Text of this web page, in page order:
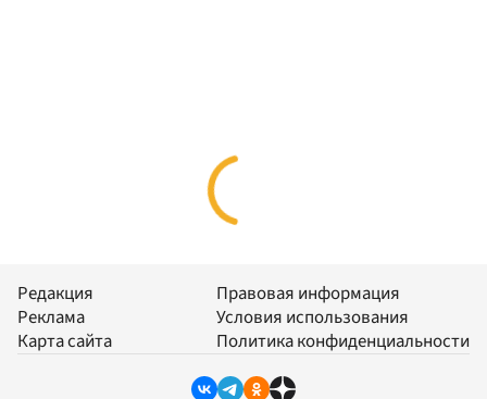
Редакция
Реклама
Карта сайта
Правовая информация
Условия использования
Политика конфиденциальности